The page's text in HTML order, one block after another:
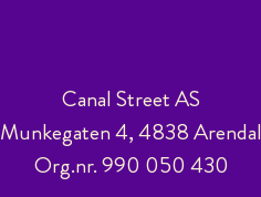
Canal Street AS
Munkegaten 4, 4838 Arendal
Org.nr. 990 050 430